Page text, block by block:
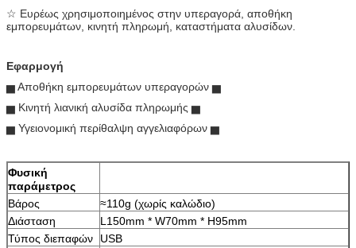
☆ Ευρέως χρησιμοποιημένος στην υπεραγορά, αποθήκη
εμπορευμάτων, κινητή πληρωμή, καταστήματα αλυσίδων.
Εφαρμογή
▅ Αποθήκη εμπορευμάτων υπεραγορών ▅
▅ Κινητή λιανική αλυσίδα πληρωμής ▅
▅ Υγειονομική περίθαλψη αγγελιαφόρων ▅
Φυσική
παράμετρος
Βάρος
≈110g (χωρίς καλώδιο)
Διάσταση
L150mm * W70mm * H95mm
Τύπος διεπαφών
USB